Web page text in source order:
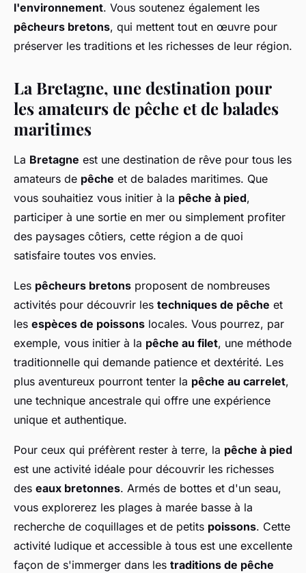
l'environnement. Vous soutenez également les
pêcheurs bretons, qui mettent tout en œuvre pour
préserver les traditions et les richesses de leur région.
La Bretagne, une destination pour
les amateurs de pêche et de balades
maritimes
La Bretagne est une destination de rêve pour tous les
amateurs de pêche et de balades maritimes. Que
vous souhaitiez vous initier à la pêche à pied,
participer à une sortie en mer ou simplement profiter
des paysages côtiers, cette région a de quoi
satisfaire toutes vos envies.
Les pêcheurs bretons proposent de nombreuses
activités pour découvrir les techniques de pêche et
les espèces de poissons locales. Vous pourrez, par
exemple, vous initier à la pêche au filet, une méthode
traditionnelle qui demande patience et dextérité. Les
plus aventureux pourront tenter la pêche au carrelet,
une technique ancestrale qui offre une expérience
unique et authentique.
Pour ceux qui préfèrent rester à terre, la pêche à pied
est une activité idéale pour découvrir les richesses
des eaux bretonnes. Armés de bottes et d'un seau,
vous explorerez les plages à marée basse à la
recherche de coquillages et de petits poissons. Cette
activité ludique et accessible à tous est une excellente
façon de s'immerger dans les traditions de pêche